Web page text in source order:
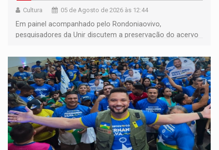
Cultura 05 de Agosto de 2026 às 12:44
Em painel acompanhado pelo Rondoniaovivo,
pesquisadores da Unir discutem a preservação do acervo
memória como bússola para o futuro